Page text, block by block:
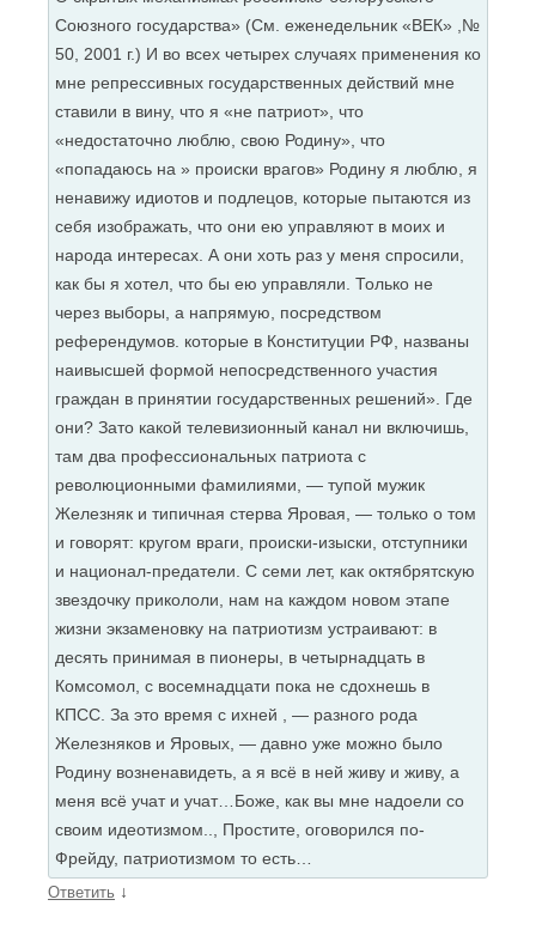
Союзного государства» (См. еженедельник «ВЕК» ,№
50, 2001 г.) И во всех четырех случаях применения ко
мне репрессивных государственных действий мне
ставили в вину, что я «не патриот», что
«недостаточно люблю, свою Родину», что
«попадаюсь на » происки врагов» Родину я люблю, я
ненавижу идиотов и подлецов, которые пытаются из
себя изображать, что они ею управляют в моих и
народа интересах. А они хоть раз у меня спросили,
как бы я хотел, что бы ею управляли. Только не
через выборы, а напрямую, посредством
референдумов. которые в Конституции РФ, названы
наивысшей формой непосредственного участия
граждан в принятии государственных решений». Где
они? Зато какой телевизионный канал ни включишь,
там два профессиональных патриота с
революционными фамилиями, — тупой мужик
Железняк и типичная стерва Яровая, — только о том
и говорят: кругом враги, происки-изыски, отступники
и национал-предатели. С семи лет, как октябрятскую
звездочку прикололи, нам на каждом новом этапе
жизни экзаменовку на патриотизм устраивают: в
десять принимая в пионеры, в четырнадцать в
Комсомол, с восемнадцати пока не сдохнешь в
КПСС. За это время с ихней , — разного рода
Железняков и Яровых, — давно уже можно было
Родину возненавидеть, а я всё в ней живу и живу, а
меня всё учат и учат…Боже, как вы мне надоели со
своим идеотизмом.., Простите, оговорился по-
Фрейду, патриотизмом то есть…
Ответить ↓